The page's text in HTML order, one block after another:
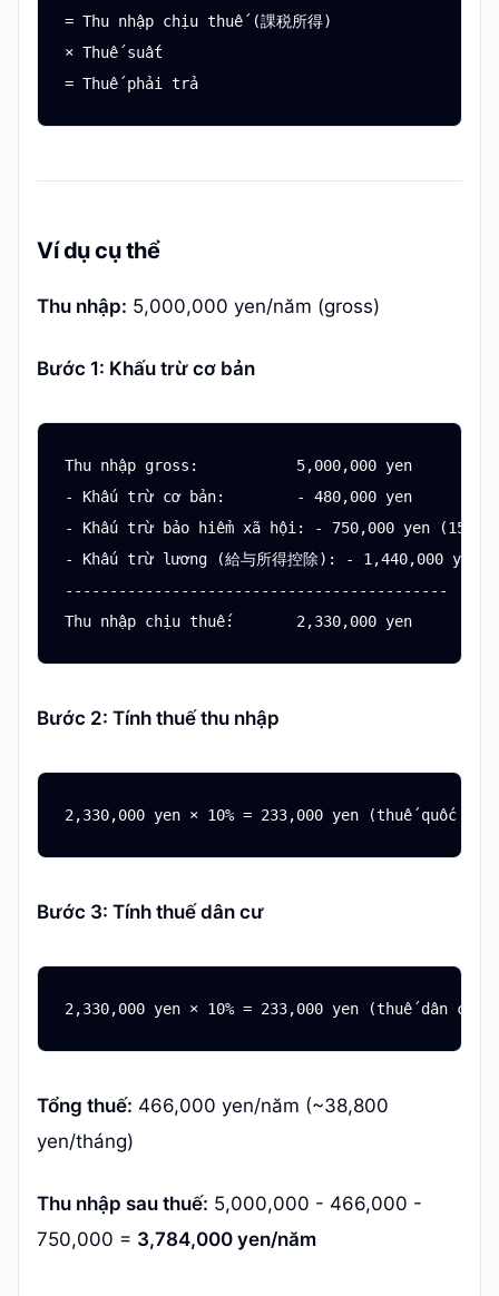
= Thu nhập chịu thuế (課税所得)
× Thuế suất
Ví dụ cụ thể
Thu nhập: 5,000,000 yen/năm (gross)
Bước 1: Khấu trừ cơ bản
Thu nhập gross:           5,000,000 yen
- Khấu trừ cơ bản:        - 480,000 yen
- Khấu trừ bảo hiểm xã hội: - 750,000 yen (15%)
- Khấu trừ lương (給与所得控除): - 1,440,000 yen
-------------------------------------------
Bước 2: Tính thuế thu nhập
Bước 3: Tính thuế dân cư
Tổng thuế: 466,000 yen/năm (~38,800
yen/tháng)
Thu nhập sau thuế: 5,000,000 - 466,000 -
750,000 = 3,784,000 yen/năm